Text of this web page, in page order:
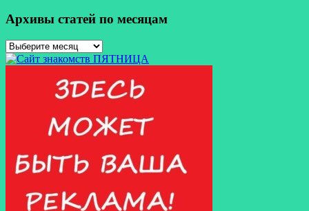
Архивы статей по месяцам
Архивы
статей